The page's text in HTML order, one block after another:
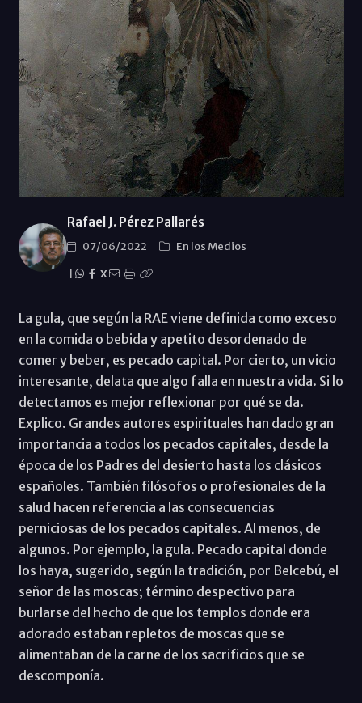
Rafael J. Pérez Pallarés
07/06/2022
En los Medios
X
La gula, que según la RAE viene definida como exceso
en la comida o bebida y apetito desordenado de
comer y beber, es pecado capital. Por cierto, un vicio
interesante, delata que algo falla en nuestra vida. Si lo
detectamos es mejor reflexionar por qué se da.
Explico. Grandes autores espirituales han dado gran
importancia a todos los pecados capitales, desde la
época de los Padres del desierto hasta los clásicos
españoles. También filósofos o profesionales de la
salud hacen referencia a las consecuencias
perniciosas de los pecados capitales. Al menos, de
algunos. Por ejemplo, la gula. Pecado capital donde
los haya, sugerido, según la tradición, por Belcebú, el
señor de las moscas; término despectivo para
burlarse del hecho de que los templos donde era
adorado estaban repletos de moscas que se
alimentaban de la carne de los sacrificios que se
descomponía.